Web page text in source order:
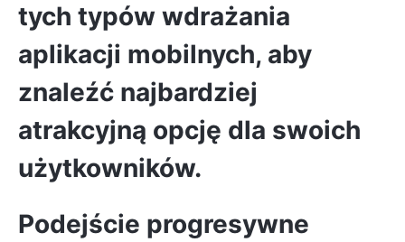
tych typów wdrażania
aplikacji mobilnych, aby
znaleźć najbardziej
atrakcyjną opcję dla swoich
użytkowników.
Podejście progresywne